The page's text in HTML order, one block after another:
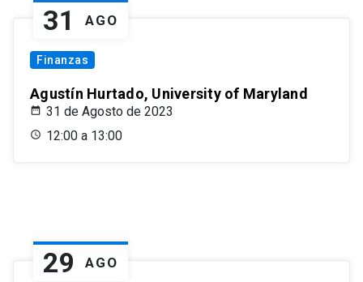
31 AGO
Finanzas
Agustín Hurtado, University of Maryland
31 de Agosto de 2023
12:00 a 13:00
29 AGO